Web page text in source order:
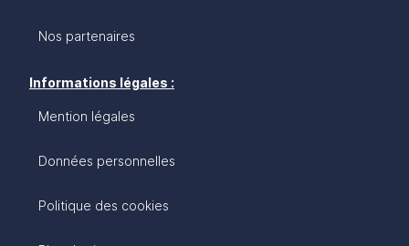
Nos partenaires
Informations légales :
Mention légales
Données personnelles
Politique des cookies